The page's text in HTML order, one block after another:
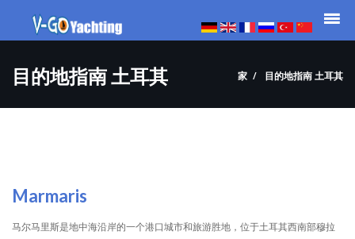
目的地指南 土耳其 家 目的地指南 土耳其
Marmaris
马尔马里斯是地中海沿岸的一个港口城市和旅游胜地，位于土耳其西南部穆拉